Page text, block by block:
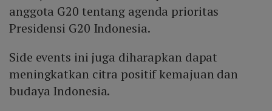
anggota G20 tentang agenda prioritas
Presidensi G20 Indonesia.
Side events ini juga diharapkan dapat
meningkatkan citra positif kemajuan dan
budaya Indonesia.